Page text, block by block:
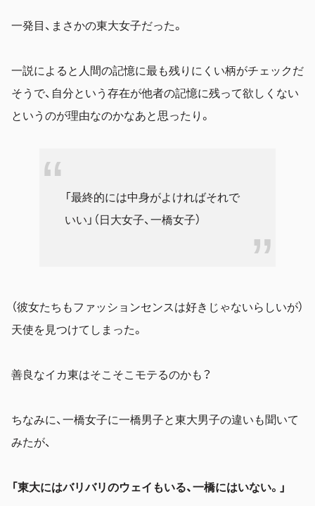
一発目、まさかの東大女子だった。
一説によると人間の記憶に最も残りにくい柄がチェックだ
そうで、自分という存在が他者の記憶に残って欲しくない
というのが理由なのかなあと思ったり。
「最終的には中身がよければそれで
いい」（日大女子、一橋女子）
（彼女たちもファッションセンスは好きじゃないらしいが）
天使を見つけてしまった。
善良なイカ東はそこそこモテるのかも？
ちなみに、一橋女子に一橋男子と東大男子の違いも聞いて
みたが、
「東大にはバリバリのウェイもいる、一橋にはいない。」